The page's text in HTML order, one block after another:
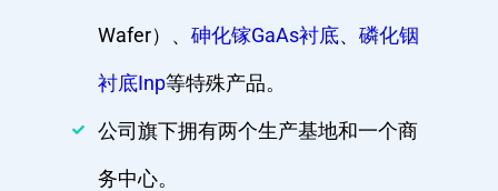
Wafer）、 砷化镓GaAs衬底、 磷化铟
衬底Inp等特殊产品。
公司旗下拥有两个生产基地和一个商
务中心。